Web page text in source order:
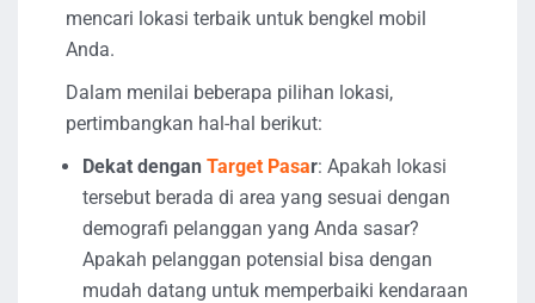
mencari lokasi terbaik untuk bengkel mobil
Anda.
Dalam menilai beberapa pilihan lokasi,
pertimbangkan hal-hal berikut:
Dekat dengan Target Pasar: Apakah lokasi
tersebut berada di area yang sesuai dengan
demografi pelanggan yang Anda sasar?
Apakah pelanggan potensial bisa dengan
mudah datang untuk memperbaiki kendaraan